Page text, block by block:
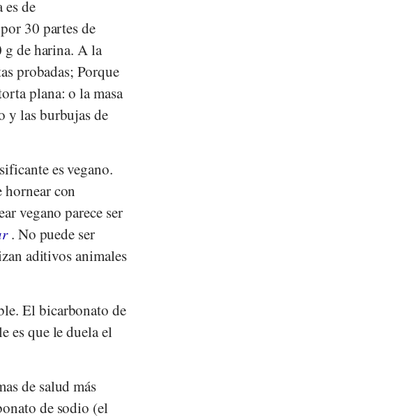
de
30 partes de
g de harina. A la
probadas; Porque
plana: o la masa
y las burbujas de
es vegano.
con
vegano parece ser
. No puede ser
aditivos animales
El bicarbonato de
es que le duela el
de salud más
de sodio (el